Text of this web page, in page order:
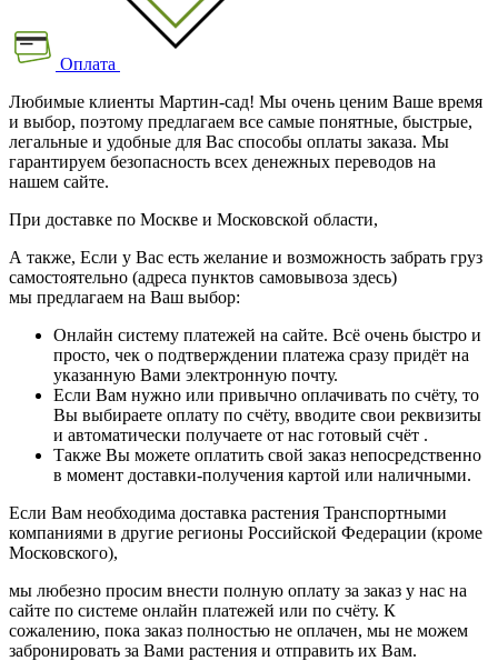
Оплата
Любимые клиенты Мартин-сад! Мы очень ценим Ваше время
и выбор, поэтому предлагаем все самые понятные, быстрые,
легальные и удобные для Вас способы оплаты заказа. Мы
гарантируем безопасность всех денежных переводов на
нашем сайте.
При доставке по Москве и Московской области,
А также, Если у Вас есть желание и возможность забрать груз
самостоятельно (адреса пунктов самовывоза здесь)
мы предлагаем на Ваш выбор:
Онлайн систему платежей на сайте. Всё очень быстро и
просто, чек о подтверждении платежа сразу придёт на
указанную Вами электронную почту.
Если Вам нужно или привычно оплачивать по счёту, то
Вы выбираете оплату по счёту, вводите свои реквизиты
и автоматически получаете от нас готовый счёт .
Также Вы можете оплатить свой заказ непосредственно
в момент доставки-получения картой или наличными.
Если Вам необходима доставка растения Транспортными
компаниями в другие регионы Российской Федерации (кроме
Московского),
мы любезно просим внести полную оплату за заказ у нас на
сайте по системе онлайн платежей или по счёту. К
сожалению, пока заказ полностью не оплачен, мы не можем
забронировать за Вами растения и отправить их Вам.